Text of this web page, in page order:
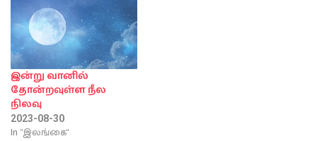
இன்று வானில்
தோன்றவுள்ள நீல
நிலவு
2023-08-30
In "இலங்கை"